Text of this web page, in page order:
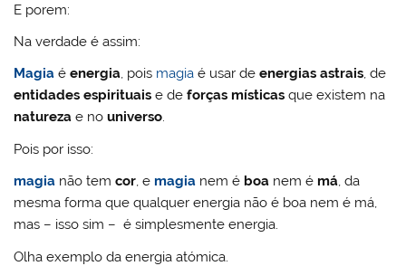
E porem:
Na verdade é assim:
Magia éenergia, pois magia é usar deenergias astrais, de
entidades espirituais e deforças místicas que existem na
naturezae nouniverso.
Pois por isso:
magia não temcor, e magia nem é boa nem é má, da
mesma forma que qualquer energia não é boa nem é má,
mas – isso sim – é simplesmente energia.
Olha exemplo da energia atómica.